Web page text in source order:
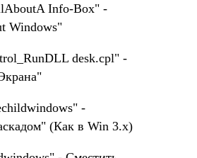
Info-Box" -
Windows"
desk.cpl" -
-
(Как в Win 3.x)